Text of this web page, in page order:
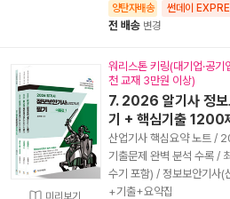
양탄자배송 썬데이
전 배송 변경
미리보기
워리스톤 키링(대기업·공기
천 교재 3만원 이상)
7. 2026 알기사 정보
기 + 핵심기출 1200
산업기사 핵심요약 노트 /
기출문제 완벽 분석 수록 /
수기 포함) / 정보보안기사(
+기출+요약집